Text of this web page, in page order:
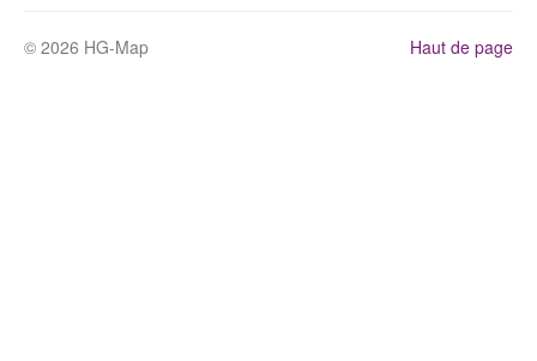
Haut de page
© 2026 HG-Map